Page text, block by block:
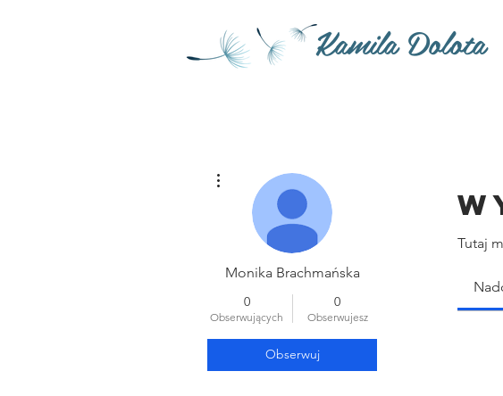
Kamila Dolota
Tutaj
Monika Brachmańska
0
Obserwujących
0
Obserwujesz
Obserwuj